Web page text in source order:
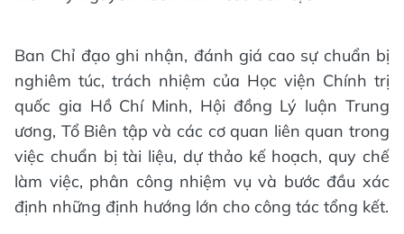
Ban Chỉ đạo ghi nhận, đánh giá cao sự chuẩn bị
nghiêm túc, trách nhiệm của Học viện Chính trị
quốc gia Hồ Chí Minh, Hội đồng Lý luận Trung
ương, Tổ Biên tập và các cơ quan liên quan trong
việc chuẩn bị tài liệu, dự thảo kế hoạch, quy chế
làm việc, phân công nhiệm vụ và bước đầu xác
định những định hướng lớn cho công tác tổng kết.